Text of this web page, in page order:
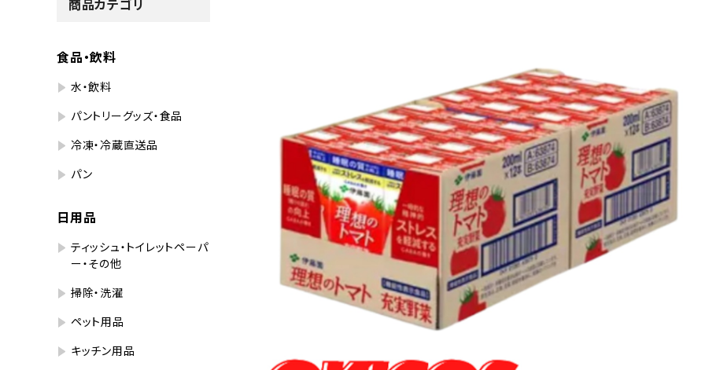
商品カテゴリ
食品・飲料
水・飲料
パントリーグッズ・食品
冷凍・冷蔵直送品
パン
日用品
ティッシュ・トイレットペーパ
ー・その他
掃除・洗濯
ペット用品
キッチン用品